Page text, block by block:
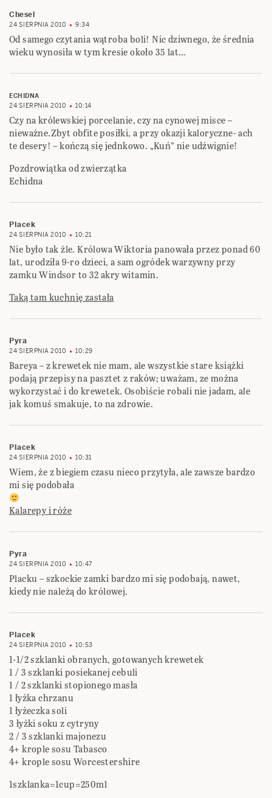
Chesel
24 SIERPNIA 2010 9:34
Od samego czytania wątroba boli! Nic dziwnego, że średnia
wieku wynosiła w tym kresie około 35 lat…
ECHIDNA
24 SIERPNIA 2010
10:14
Czy na królewskiej porcelanie, czy na cynowej misce –
nieważne.Zbyt obfite posiłki, a przy okazji kaloryczne- ach
te desery! – kończą się jednkowo. „Kuń” nie udźwignie!
Pozdrowiątka od zwierzątka
Echidna
Placek
24 SIERPNIA 2010 10:21
Nie było tak żle. Królowa Wiktoria panowała przez ponad 60
lat, urodziła 9-ro dzieci, a sam ogródek warzywny przy
zamku Windsor to 32 akry witamin.
Taką tam kuchnię zastała
Pyra
24 SIERPNIA 2010 10:29
Bareya – z krewetek nie mam, ale wszystkie stare książki
podają przepisy na pasztet z raków; uważam, ze można
wykorzystać i do krewetek. Osobiście robali nie jadam, ale
jak komuś smakuje, to na zdrowie.
Placek
24 SIERPNIA 2010 10:31
Wiem, że z biegiem czasu nieco przytyła, ale zawsze bardzo
mi się podobała
Kalarepy i róże
Pyra
24 SIERPNIA 2010 10:47
Placku – szkockie zamki bardzo mi się podobają, nawet,
kiedy nie należą do królowej.
Placek
24 SIERPNIA 2010 10:53
1-1/2 szklanki obranych, gotowanych krewetek
1 / 3 szklanki posiekanej cebuli
1 / 2 szklanki stopionego masła
1 łyżka chrzanu
1 łyżeczka soli
3 łyżki soku z cytryny
2 / 3 szklanki majonezu
4+ krople sosu Tabasco
4+ krople sosu Worcestershire
1szklanka=1cup=250ml